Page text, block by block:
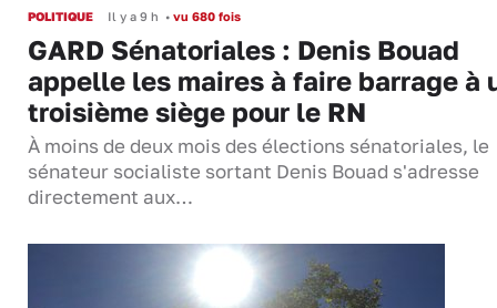
POLITIQUE Il y a 9 h • vu 680 fois
GARD Sénatoriales : Denis Bouad
appelle les maires à faire barrage à
troisième siège pour le RN
À moins de deux mois des élections sénatoriales, le
sénateur socialiste sortant Denis Bouad s'adresse
directement aux…